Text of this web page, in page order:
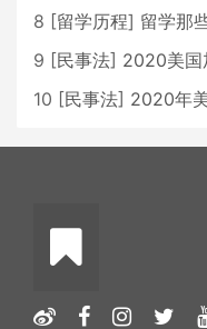
8 [留学历程] 留学那些事
9 [民事法] 2020美国
10 [民事法] 2020年